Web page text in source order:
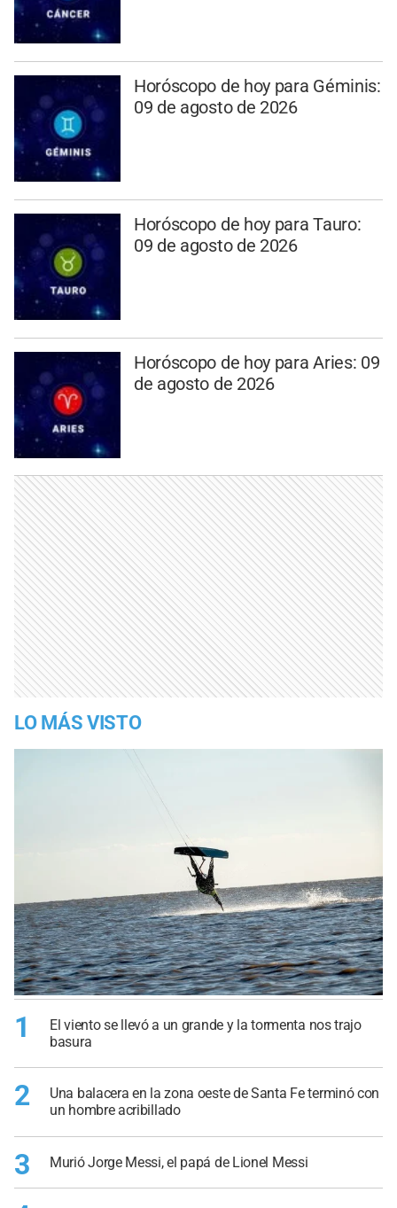
Horóscopo de hoy para Géminis:
09 de agosto de 2026
Horóscopo de hoy para Tauro:
09 de agosto de 2026
Horóscopo de hoy para Aries: 09
de agosto de 2026
LO MÁS VISTO
1
El viento se llevó a un grande y la tormenta nos trajo
basura
2
Una balacera en la zona oeste de Santa Fe terminó con
un hombre acribillado
3 Murió Jorge Messi, el papá de Lionel Messi